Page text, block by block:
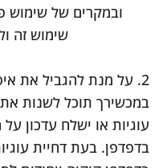
ובמקרים של שימוש
שימוש זה
2. על מנת להגביל את
במכשירך תוכל לשנות
עוגיות או ישלח עדכון
בדפדפן. בעת דחיית